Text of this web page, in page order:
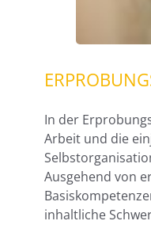
In der
Arbeit und die
Ausgehend von
inhaltliche